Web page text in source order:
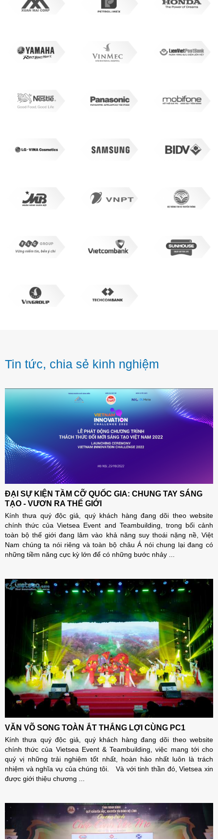
Tin tức, chia sẻ kinh nghiệm
ĐẠI SỰ KIỆN TẦM CỠ QUỐC GIA: CHUNG TAY SÁNG
TẠO - VƯƠN RA THẾ GIỚI
Kính thưa quý độc giả, quý khách hàng đang dõi theo website
chính thức của Vietsea Event and Teambuilding, trong bối cảnh
toàn bộ thế giới đang lâm vào khả năng suy thoái nặng nề, Việt
Nam chúng ta nói riêng và toàn bộ châu Á nói chung lại đang có
những tiềm năng cực kỳ lớn để có những bước nhảy ...
VĂN VÕ SONG TOÀN ẮT THẮNG LỢI CÙNG PC1
Kính thưa quý độc giả, quý khách hàng đang dõi theo website
chính thức của Vietsea Event & Teambuilding, việc mang tới cho
quý vị những trải nghiệm tốt nhất, hoàn hảo nhất luôn là trách
nhiệm và nghĩa vụ của chúng tôi. Và với tinh thần đó, Vietsea xin
được giới thiệu chương ...